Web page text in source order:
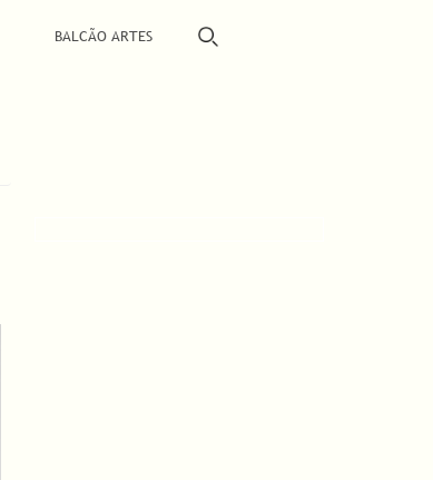
BALCÃO ARTES